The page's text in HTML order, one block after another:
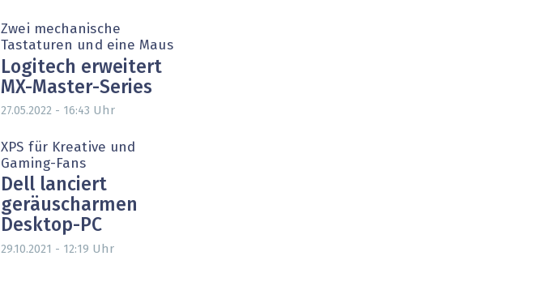
Zwei mechanische
Tastaturen und eine Maus
Logitech erweitert
MX-Master-Series
27.05.2022 - 16:43 Uhr
XPS für Kreative und
Gaming-Fans
Dell lanciert
geräuscharmen
Desktop-PC
29.10.2021 - 12:19 Uhr